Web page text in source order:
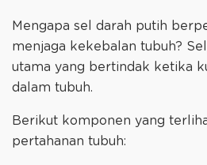
Mengapa sel darah putih
menjaga kekebalan tubuh?
utama yang bertindak ketika
dalam tubuh.
Berikut komponen yang
pertahanan tubuh: